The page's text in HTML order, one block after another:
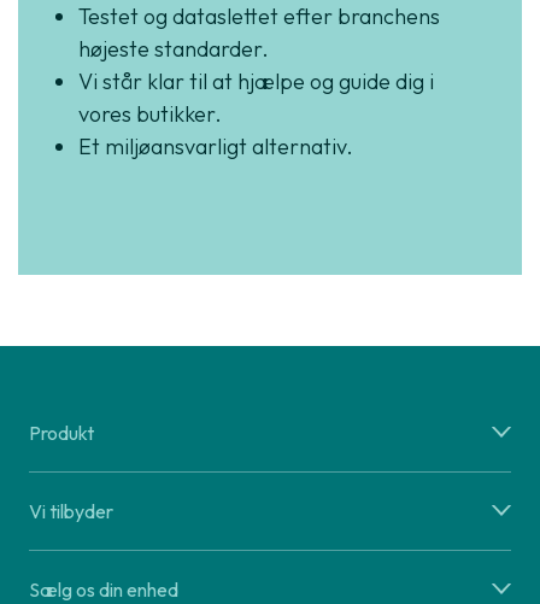
Testet og dataslettet efter branchens
højeste standarder.
Vi står klar til at hjælpe og guide dig i
vores butikker.
Et miljøansvarligt alternativ.
Produkt
Vi tilbyder
Sælg os din enhed